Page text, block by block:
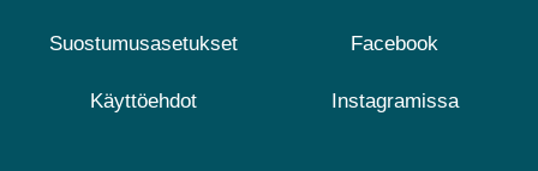
Suostumusasetukset
Käyttöehdot
Facebook
Instagramissa